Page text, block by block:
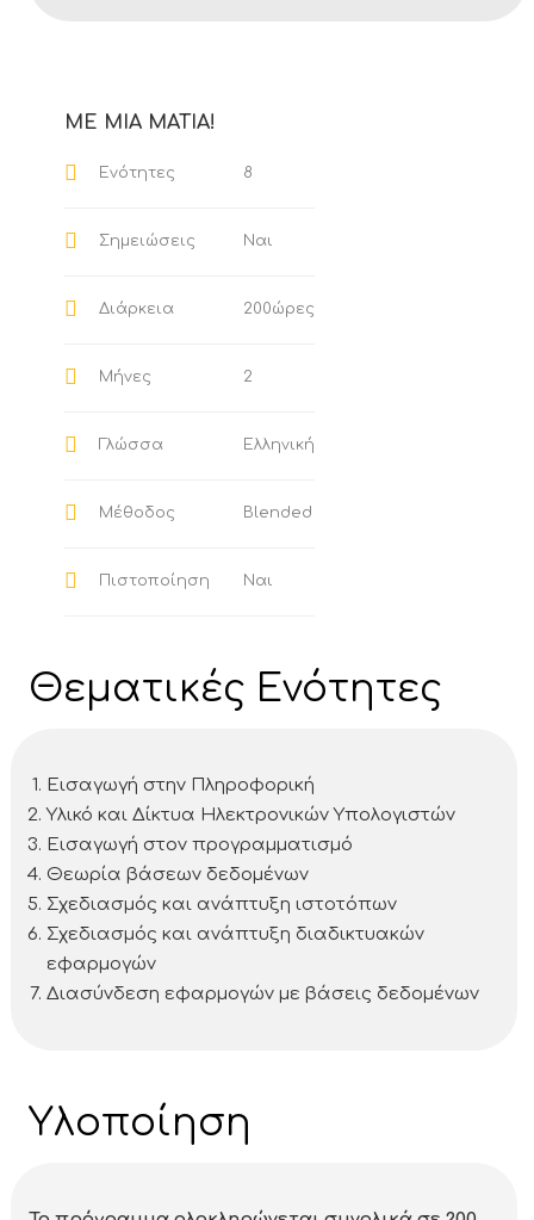
ΜΕ ΜΙΑ ΜΑΤΙΑ!
Ενότητες 8
Σημειώσεις Ναι
Διάρκεια 200ώρες
Μήνες 2
Γλώσσα Ελληνική
Μέθοδος Blended
Πιστοποίηση Ναι
Θεματικές Ενότητες
Εισαγωγή στην Πληροφορική
Υλικό και Δίκτυα Ηλεκτρονικών Υπολογιστών
Εισαγωγή στον προγραμματισμό
Θεωρία βάσεων δεδομένων
Σχεδιασμός και ανάπτυξη ιστοτόπων
Σχεδιασμός και ανάπτυξη διαδικτυακών
εφαρμογών
Διασύνδεση εφαρμογών με βάσεις δεδομένων
Υλοποίηση